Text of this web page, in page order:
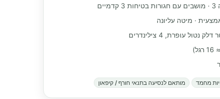
· מיטה עליונה
מחמד מותאם לנסיעה בתנאי חורף / קיפאון